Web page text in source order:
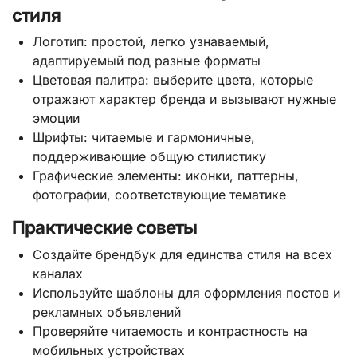
стиля
Логотип: простой, легко узнаваемый,
адаптируемый под разные форматы
Цветовая палитра: выберите цвета, которые
отражают характер бренда и вызывают нужные
эмоции
Шрифты: читаемые и гармоничные,
поддерживающие общую стилистику
Графические элементы: иконки, паттерны,
фотографии, соответствующие тематике
Практические советы
Создайте брендбук для единства стиля на всех
каналах
Используйте шаблоны для оформления постов и
рекламных объявлений
Проверяйте читаемость и контрастность на
мобильных устройствах